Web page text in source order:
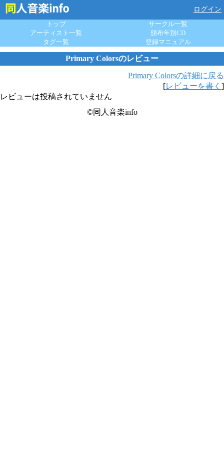
ログイン
トップ
サークル一覧
アーティスト一覧
頒布年別CD
タグ一覧
登録マニュアル
Primary Colorsのレビュー
Primary Colorsの詳細に戻る
[レビューを書く ]
レビューは投稿されていません
©同人音楽info